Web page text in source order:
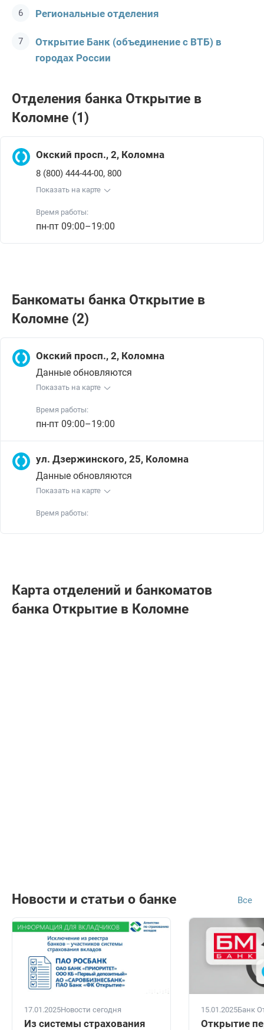
Региональные отделения
Открытие Банк (объединение с ВТБ) в
городах России
Отделения банка Открытие в
Коломне (1)
Окский просп., 2, Коломна
8 (800) 444-44-00, 800
Показать на карте
Время работы:
пн-пт 09:00–19:00
Банкоматы банка Открытие в
Коломне (2)
Окский просп., 2, Коломна
Данные обновляются
Показать на карте
Время работы:
пн-пт 09:00–19:00
ул. Дзержинского, 25, Коломна
Данные обновляются
Показать на карте
Время работы:
Карта отделений и банкоматов
банка Открытие в Коломне
Новости и статьи о банке Все
17.01.2025Новости сегодня
Из системы страхования
15.01.2025Банк
Открытие